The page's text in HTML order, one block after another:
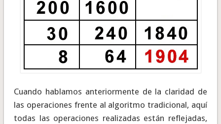
Cuando hablamos anteriormente de la claridad de
las operaciones frente al algoritmo tradicional, aquí
todas las operaciones realizadas están reflejadas,